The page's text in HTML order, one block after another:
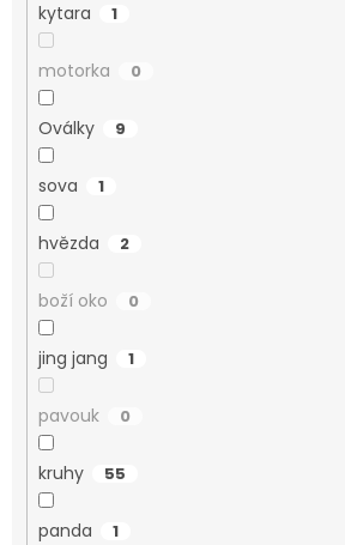
kytara 1
motorka 0
Oválky 9
sova 1
hvězda 2
boží oko 0
jing jang 1
pavouk 0
kruhy 55
panda 1